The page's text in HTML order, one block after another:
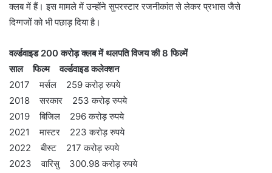
क्‍लब में हैं। इस मामले में उन्‍होंने सुपरस्‍टार रजनीकांत से लेकर प्रभास जैसे
दिग्‍गजों को भी पछाड़ दिया है।
वर्ल्‍डवाइड 200 करोड़ क्‍लब में थलपति व‍िजय की 8 फ‍िल्‍में
साल फिल्‍म वर्ल्‍डवाइड कलेक्‍शन
2017 मर्सल 259 करोड़ रुपये
2018 सरकार 253 करोड़ रुपये
2019 बिज‍िल 296 करोड़ रुपये
2021 मास्‍टर 223 करोड़ रुपये
2022 बीस्‍ट 217 करोड़ रुपये
2023 वारिसु 300.98 करोड़ रुपये